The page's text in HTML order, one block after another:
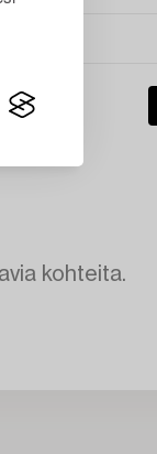
kohteita.